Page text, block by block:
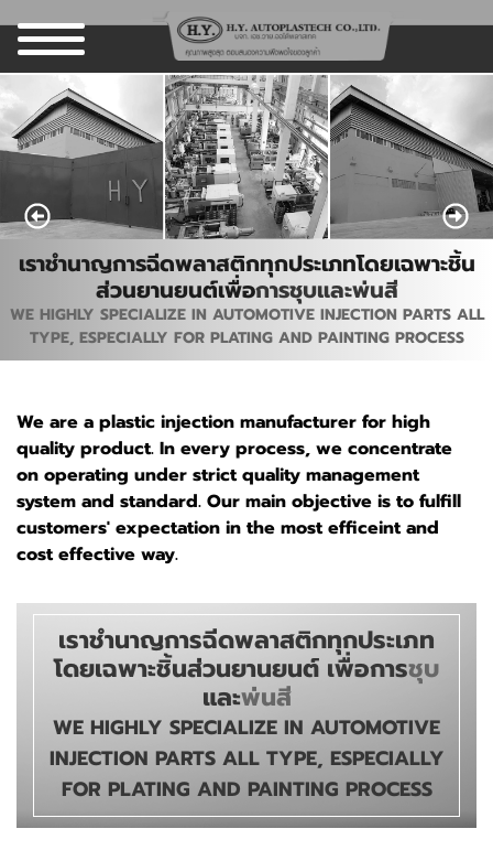
เราชำนาญการฉีดพลาสติกทุกประเภทโดยเฉพาะชิ้น
ส่วนยานยนต์เพื่อการชุบและพ่นสี
WE HIGHLY SPECIALIZE IN AUTOMOTIVE INJECTION PARTS ALL
TYPE, ESPECIALLY FOR PLATING AND PAINTING PROCESS
We are a plastic injection manufacturer for high
quality product. In every process, we concentrate
on operating under strict quality management
system and standard. Our main objective is to fulfill
customers' expectation in the most efficeint and
cost effective way.
เราชำนาญการฉีดพลาสติกทุกประเภท
โดยเฉพาะชิ้นส่วนยานยนต์ เพื่อการชุบ
และพ่นสี
WE HIGHLY SPECIALIZE IN AUTOMOTIVE
INJECTION PARTS ALL TYPE, ESPECIALLY
FOR PLATING AND PAINTING PROCESS